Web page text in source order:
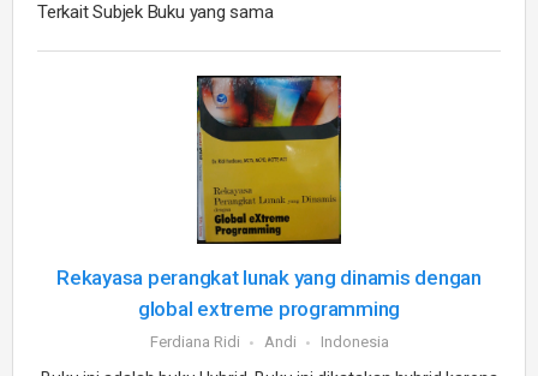
Terkait Subjek Buku yang sama
Rekayasa perangkat lunak yang dinamis dengan
global extreme programming
Ferdiana Ridi Andi Indonesia